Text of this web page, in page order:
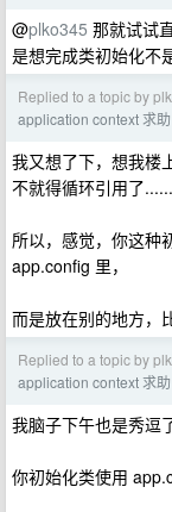
@plko345 那就试试
是想完成类初始化不
Replied to a topic by
application context 求助
我又想了下，想我楼
不就得循环引用了......
所以，感觉，你这种
app.config 里，
而是放在别的地方，
Replied to a topic by
application context 求助
我脑子下午也是秀逗
你初始化类使用